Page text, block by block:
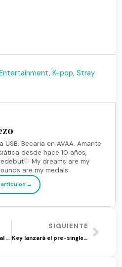
,K-pop,Stray
USB. Becaria en AVAA. Amante
desde hace 10 años,
My dreams are my
are my medals.
artículos →
Joy y Crush hacen oficial su relación
SIGUIENTE
Key lanzará el pre-single ‘Hate That…’ junto a Taeyeon